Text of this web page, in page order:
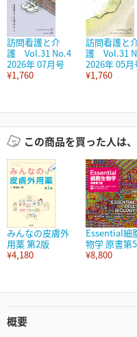
訪問看護と介
護 Vol.31 No.4
2026年 07月号
¥1,760
訪問看護と
護 Vol.31
2026年 05月
¥1,760
この商品を買った人は
みんなの皮膚外
用薬 第2版
¥4,180
Essential細
物学 原書第
¥8,800
概要